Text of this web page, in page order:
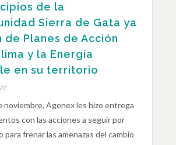
de la
Sierra de Gata ya
de Planes de Acción
y la Energía
en su territorio
noviembre, Agenex les hizo entrega
con las acciones a seguir por
para frenar las amenazas del cambio